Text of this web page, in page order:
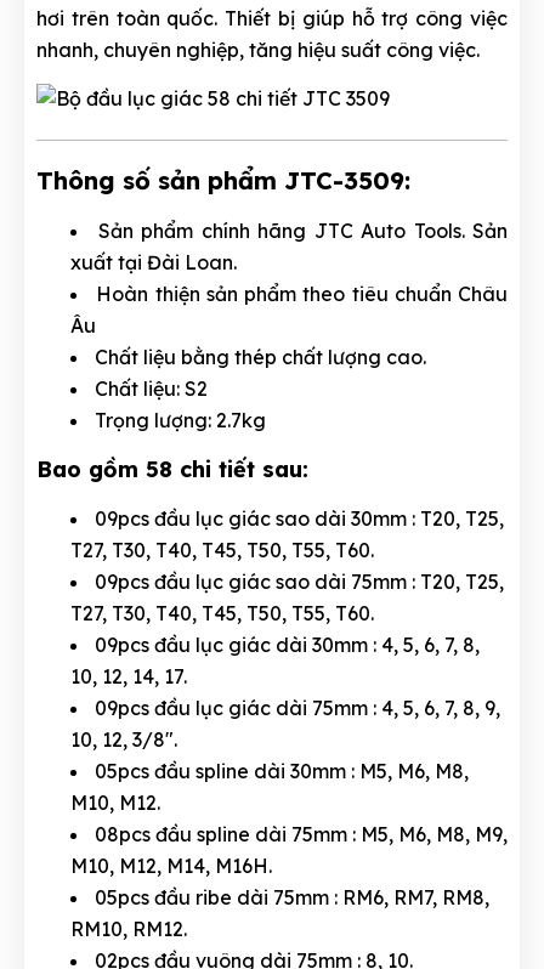
hơi trên toàn quốc. Thiết bị giúp hỗ trợ công việc
nhanh, chuyên nghiệp, tăng hiệu suất công việc.
Thông số sản phẩm JTC-3509:
Sản phẩm chính hãng JTC Auto Tools. Sản
xuất tại Đài Loan.
Hoàn thiện sản phẩm theo tiêu chuẩn Châu
Âu
Chất liệu bằng thép chất lượng cao.
Chất liệu: S2
Trọng lượng: 2.7kg
Bao gồm 58 chi tiết sau:
09pcs đầu lục giác sao dài 30mm : T20, T25,
T27, T30, T40, T45, T50, T55, T60.
09pcs đầu lục giác sao dài 75mm : T20, T25,
T27, T30, T40, T45, T50, T55, T60.
09pcs đầu lục giác dài 30mm : 4, 5, 6, 7, 8,
10, 12, 14, 17.
09pcs đầu lục giác dài 75mm : 4, 5, 6, 7, 8, 9,
10, 12, 3/8".
05pcs đầu spline dài 30mm : M5, M6, M8,
M10, M12.
08pcs đầu spline dài 75mm : M5, M6, M8, M9,
M10, M12, M14, M16H.
05pcs đầu ribe dài 75mm : RM6, RM7, RM8,
RM10, RM12.
02pcs đầu vuông dài 75mm : 8, 10.